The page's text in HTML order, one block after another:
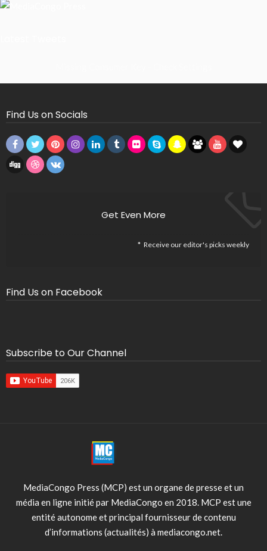
Find Us on Socials
Get Even More
Receive our editor's picks weekly
Find Us on Facebook
Subscribe to Our Channel
MediaCongo Press (MCP) est un organe de presse et un
média en ligne initié par MediaCongo en 2018. MCP est une
entité autonome et principal fournisseur de contenu
d’informations (actualités) à mediacongo.net.